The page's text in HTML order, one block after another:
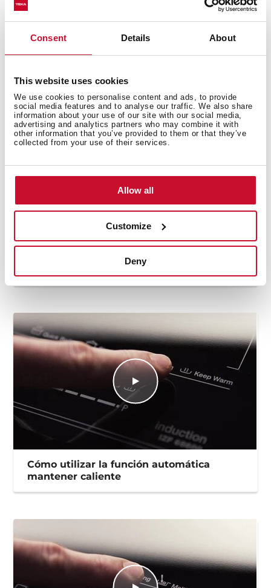
Consent Details About
This website uses cookies
We use cookies to personalise content and ads, to provide
social media features and to analyse our traffic. We also share
information about your use of our site with our social media,
advertising and analytics partners who may combine it with
other information that you’ve provided to them or that they’ve
collected from your use of their services.
Allow all
Customize
Deny
Cómo maximizar las zonas de cocinado
Cómo utilizar la función automática
Cómo utilizar la función automática
mantener caliente